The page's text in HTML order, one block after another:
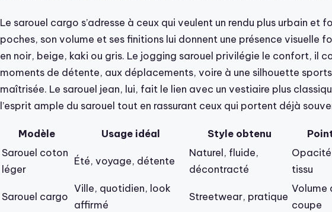
Le sarouel cargo s’adresse à ceux qui veulent un rendu plus urbain et
poches, son volume et ses finitions lui donnent une présence visuelle
en noir, beige, kaki ou gris. Le jogging sarouel privilégie le confort, il
moments de détente, aux déplacements, voire à une silhouette
maîtrisée. Le sarouel jean, lui, fait le lien avec un vestiaire plus
l’esprit ample du sarouel tout en rassurant ceux qui portent déjà
Modèle Usage idéal Style obtenu
Sarouel coton
léger
Été, voyage, détente
Naturel, fluide,
décontracté
tissu
Sarouel cargo
Ville, quotidien, look
affirmé
Streetwear, pratique
Volume
coupe